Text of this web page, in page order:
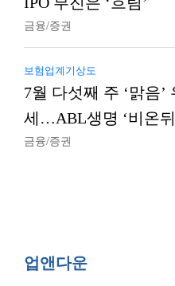
금융/증권
보험업계기상도
7월 다섯째 주 ‘맑음’
세…ABL생명 ‘비온뒤
금융/증권
업앤다운